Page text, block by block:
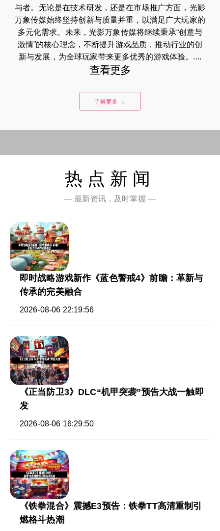
与者。无论是在技术研发，还是在市场推广方面，光影
万象传媒始终坚持创新与质量并重，以满足广大玩家的
多元化需求。未来，光影万象传媒将继续秉承“创意与
激情”的核心理念，不断提升游戏品质，推动行业的创
新与发展，为全球玩家带来更多优秀的游戏体验。....
查看更多
了解更多 →
热点新闻
— 最新资讯，及时掌握 —
即时战略游戏新作《蓝色警戒4》前瞻：革新与
传承的完美融合
2026-08-06 22:19:56
《正当防卫3》DLC“机甲突袭”预告大战一触即
发
2026-08-06 16:29:50
《铁拳混合》震撼E3预告：铁拳TT高清重制引
燃格斗热潮